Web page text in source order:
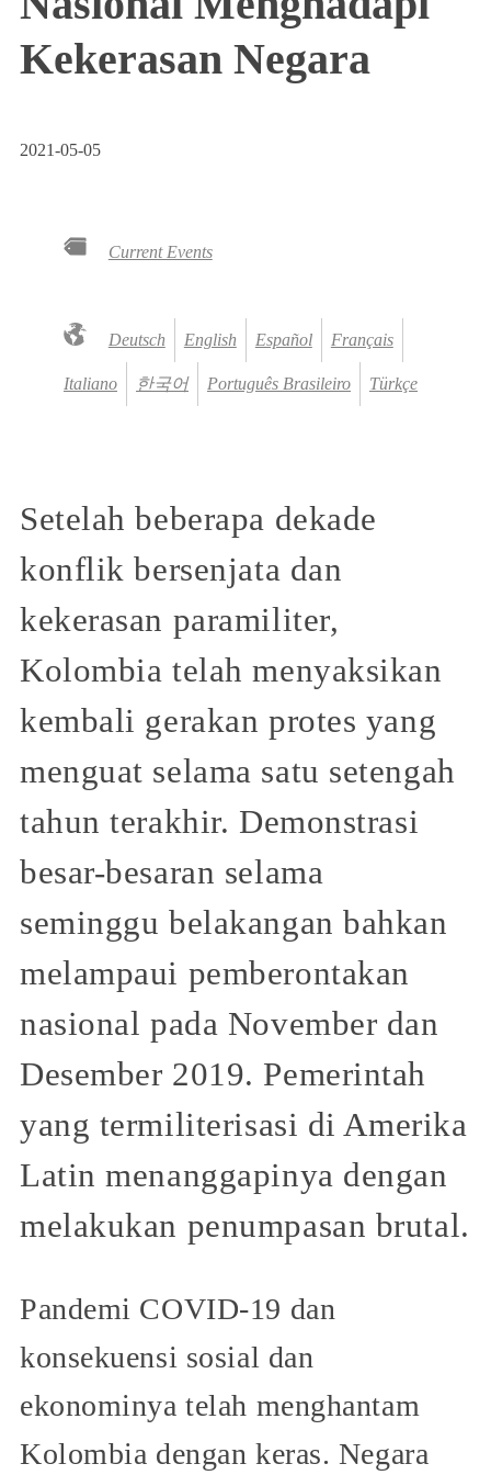
Kekerasan Negara
2021-05-05
Current Events
Deutsch English Español Français
Italiano 한국어 Português Brasileiro Türkçe
Setelah beberapa dekade
konflik bersenjata dan
kekerasan paramiliter,
Kolombia telah menyaksikan
kembali gerakan protes yang
menguat selama satu setengah
tahun terakhir. Demonstrasi
besar-besaran selama
seminggu belakangan bahkan
melampaui pemberontakan
nasional pada November dan
Desember 2019. Pemerintah
yang termiliterisasi di Amerika
Latin menanggapinya dengan
melakukan penumpasan brutal.
Pandemi COVID-19 dan
konsekuensi sosial dan
ekonominya telah menghantam
Kolombia dengan keras. Negara